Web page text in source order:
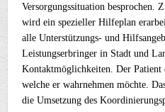
Versorgungssituation besprochen.
wird ein spezieller Hilfeplan
alle Unterstützungs- und
Leistungserbringer in Stadt und
Kontaktmöglichkeiten. Der Patient
welche er wahrnehmen möchte.
die Umsetzung des